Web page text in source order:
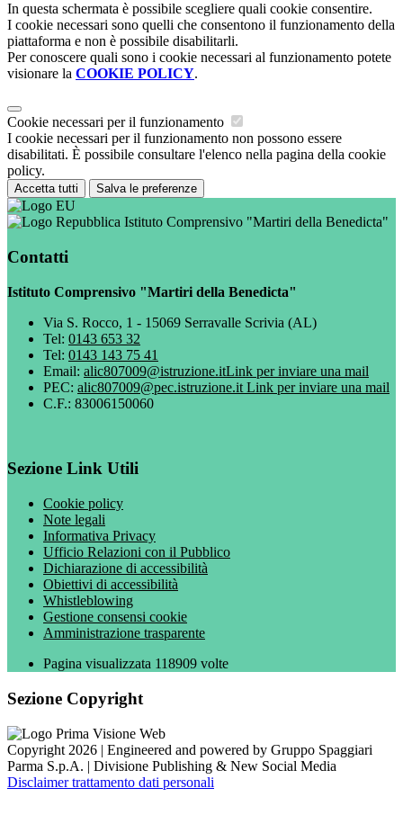
In questa schermata è possibile scegliere quali cookie consentire.
I cookie necessari sono quelli che consentono il funzionamento della
piattaforma e non è possibile disabilitarli.
Per conoscere quali sono i cookie necessari al funzionamento potete
visionare la COOKIE POLICY.
Cookie necessari per il funzionamento
I cookie necessari per il funzionamento non possono essere
disabilitati. È possibile consultare l'elenco nella pagina della cookie
policy.
Accetta tutti Salva le preferenze
Istituto Comprensivo "Martiri della Benedicta"
Contatti
Istituto Comprensivo "Martiri della Benedicta"
Via S. Rocco, 1 - 15069 Serravalle Scrivia (AL)
Tel: 0143 653 32
Tel: 0143 143 75 41
Email: alic807009@istruzione.itLink per inviare una mail
PEC: alic807009@pec.istruzione.it Link per inviare una mail
C.F.: 83006150060
Sezione Link Utili
Cookie policy
Note legali
Informativa Privacy
Ufficio Relazioni con il Pubblico
Dichiarazione di accessibilità
Obiettivi di accessibilità
Whistleblowing
Gestione consensi cookie
Amministrazione trasparente
Pagina visualizzata 118909 volte
Sezione Copyright
Copyright 2026 | Engineered and powered by Gruppo Spaggiari
Parma S.p.A. | Divisione Publishing & New Social Media
Disclaimer trattamento dati personali